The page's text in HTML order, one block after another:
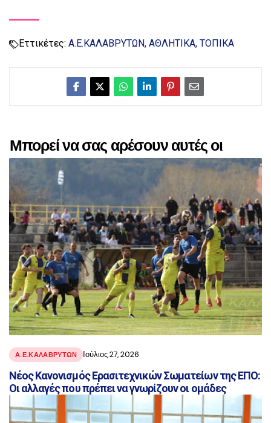
Εττικέτες: Α.Ε.ΚΑΛΑΒΡΥΤΩΝ ΑΘΛΗΤΙΚΑ ΤΟΠΙΚΑ
Μπορεί να σας αρέσουν αυτές οι
αναρτήσεις
Α.Ε.ΚΑΛΑΒΡΥΤΩΝ Ιούλιος 27, 2026
Νέος Κανονισμός Ερασιτεχνικών Σωματείων της ΕΠΟ:
Οι αλλαγές που πρέπει να γνωρίζουν οι ομάδες